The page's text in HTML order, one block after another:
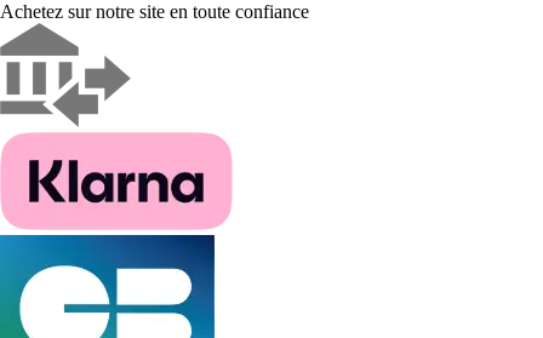
Achetez sur notre site en toute confiance